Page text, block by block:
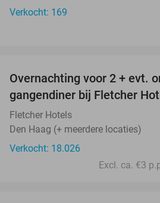
Verkocht: 169
Overnachting voor 2 + evt.
gangendiner bij Fletcher
Fletcher Hotels
Den Haag (+ meerdere locaties)
Verkocht: 18.026
Excl. ca. €3